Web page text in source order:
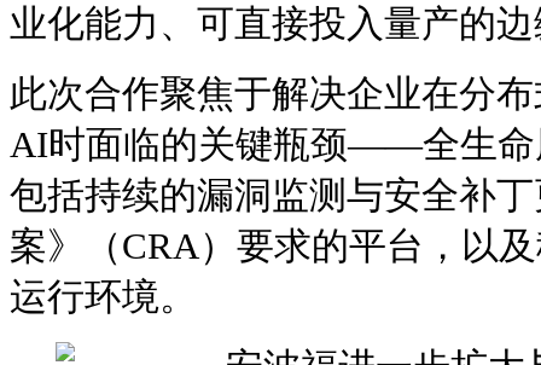
业化能力、可直接投入量产的
此次合作聚焦于解决企业在分
AI时面临的关键瓶颈——全生命
包括持续的漏洞监测与安全补
案》（CRA）要求的平台，以
运行环境。